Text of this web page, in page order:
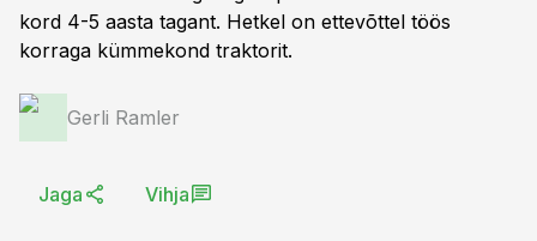
kord 4-5 aasta tagant. Hetkel on ettevõttel töös
korraga kümmekond traktorit.
Gerli Ramler
Jaga Vihja